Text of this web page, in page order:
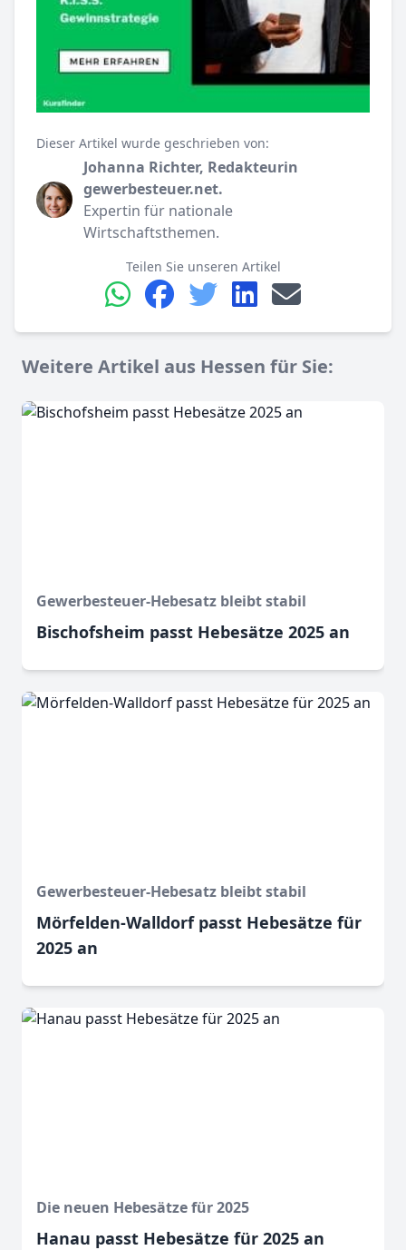
Dieser Artikel wurde geschrieben von:
Johanna Richter, Redakteurin
gewerbesteuer.net.
Expertin für nationale
Wirtschaftsthemen.
Teilen Sie unseren Artikel
Weitere Artikel aus Hessen für Sie:
Gewerbesteuer-Hebesatz bleibt stabil
Bischofsheim passt Hebesätze 2025 an
Gewerbesteuer-Hebesatz bleibt stabil
Mörfelden-Walldorf passt Hebesätze für
2025 an
Die neuen Hebesätze für 2025
Hanau passt Hebesätze für 2025 an